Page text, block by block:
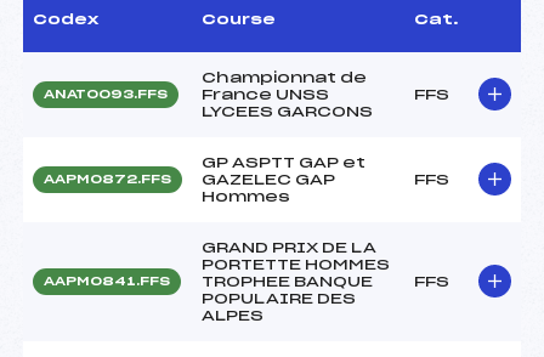
Codex Course Cat.
ANAT0093.FFS
Championnat de
France UNSS
LYCEES GARCONS
FFS
AAPM0872.FFS
GP ASPTT GAP et
GAZELEC GAP
Hommes
FFS
AAPM0841.FFS
GRAND PRIX DE LA
PORTETTE HOMMES
TROPHEE BANQUE
POPULAIRE DES
ALPES
FFS